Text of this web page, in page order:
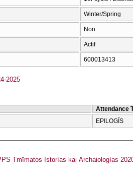
Winter/Spring
Non
Actif
600013413
2025
Attendance
EPILOGĪS
Tmīmatos Istorías kai Archaiologías